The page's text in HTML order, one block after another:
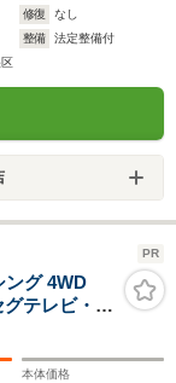
修復
なし
整備
法定整備付
PR
ング 4WD
テレビ・
ビルトイン
本体価格